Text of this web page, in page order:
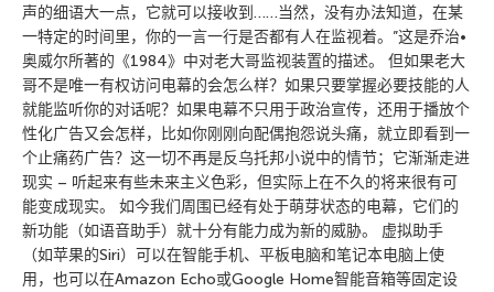
声的细语大一点，它就可以接收到……当然，没有办法知道，在某
一特定的时间里，你的一言一行是否都有人在监视着。”这是乔治•
奥威尔所著的《1984》中对老大哥监视装置的描述。 但如果老大
哥不是唯一有权访问电幕的会怎么样？如果只要掌握必要技能的人
就能监听你的对话呢？如果电幕不只用于政治宣传，还用于播放个
性化广告又会怎样，比如你刚刚向配偶抱怨说头痛，就立即看到一
个止痛药广告？这一切不再是反乌托邦小说中的情节；它渐渐走进
现实 – 听起来有些未来主义色彩，但实际上在不久的将来很有可
能变成现实。 如今我们周围已经有处于萌芽状态的电幕，它们的
新功能（如语音助手）就十分有能力成为新的威胁。 虚拟助手
（如苹果的Siri）可以在智能手机、平板电脑和笔记本电脑上使
用，也可以在Amazon Echo或Google Home智能音箱等固定设